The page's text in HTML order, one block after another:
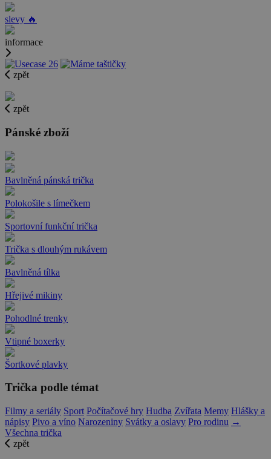
slevy 🔥
informace
zpět
zpět
Pánské zboží
Bavlněná pánská trička
Polokošile s límečkem
Sportovní funkční trička
Trička s dlouhým rukávem
Bavlněná tílka
Hřejivé mikiny
Pohodlné trenky
Vtipné boxerky
Šortkové plavky
Trička podle témat
Filmy a seriály Sport Počítačové hry Hudba Zvířata Memy Hlášky a
nápisy Pivo a víno Narozeniny Svátky a oslavy Pro rodinu →
Všechna trička
zpět